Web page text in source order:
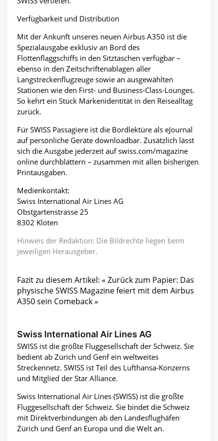
Verfügbarkeit und Distribution
Mit der Ankunft unseres neuen Airbus A350 ist die
Spezialausgabe exklusiv an Bord des
Flottenflaggschiffs in den Sitztaschen verfügbar –
ebenso in den Zeitschriftenablagen aller
Langstreckenflugzeuge sowie an ausgewählten
Stationen wie den First- und Business-Class-Lounges.
So kehrt ein Stück Markenidentität in den Reisealltag
zurück.
Für SWISS Passagiere ist die Bordlektüre als eJournal
auf persönliche Geräte downloadbar. Zusätzlich lässt
sich die Ausgabe jederzeit auf swiss.com/magazine
online durchblättern – zusammen mit allen bisherigen
Printausgaben.
Medienkontakt:
Swiss International Air Lines AG
Obstgartenstrasse 25
8302 Kloten
Hinweis der Redaktion: Die Bildrechte liegen beim
jeweiligen Herausgeber.
Fazit zu diesem Artikel: « Zurück zum Papier: Das
physische SWISS Magazine feiert mit dem Airbus
A350 sein Comeback »
Swiss International Air Lines AG
SWISS ist die größte Fluggesellschaft der Schweiz. Sie
bedient ab Zürich und Genf ein weltweites
Streckennetz. SWISS ist Teil des Lufthansa-Konzerns
und Mitglied der Star Alliance.
Swiss International Air Lines (SWISS) ist die größte
Fluggesellschaft der Schweiz. Sie bindet die Schweiz
mit Direktverbindungen ab den Landesflughäfen
Zürich und Genf an Europa und die Welt an.